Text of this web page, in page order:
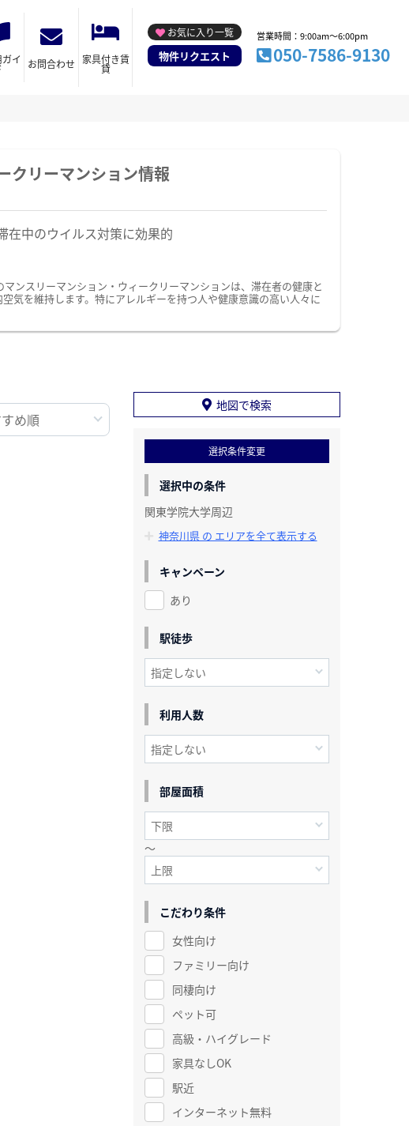
イ お問合わせ 家具付き賃
貸
お気に入り一覧
物件リクエスト
営業時間：9:00am～6:00pm
050-7586-9130
クリーマンション情報
在中のウイルス対策に効果的
ンスリーマンション・ウィークリーマンションは、滞在者の健康と
気を維持します。特にアレルギーを持つ人や健康意識の高い人々に
地図で検索
選択条件変更
選択中の条件
関東学院大学周辺
神奈川県 の エリアを全て表示する
キャンペーン
あり
駅徒歩
利用人数
部屋面積
～
こだわり条件
女性向け
ファミリー向け
同棲向け
ペット可
高級・ハイグレード
家具なしOK
駅近
インターネット無料